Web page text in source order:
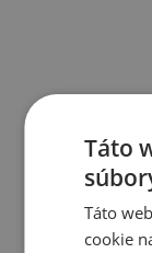
Táto
Táto
cookie